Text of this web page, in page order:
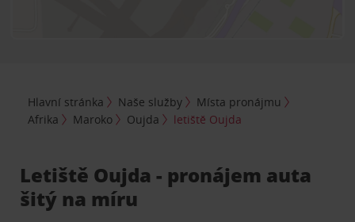
Hlavní stránka Naše služby
Místa pronájmu
Afrika
Maroko Oujda letiště Oujda
Letiště Oujda - pronájem auta
šitý na míru